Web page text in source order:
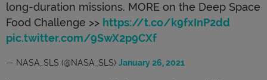
long-duration missions. MORE on the Deep Space
Food Challenge >> https://t.co/k9fxInP2dd
pic.twitter.com/9SwX2p9CXf
— NASA_SLS (@NASA_SLS) January 26, 2021